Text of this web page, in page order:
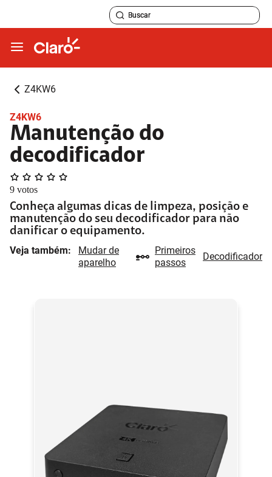
Z4KW6
Z4KW6
Manutenção do
decodificador
9 votos
Conheça algumas dicas de limpeza, posição e
manutenção do seu decodificador para não
danificar o equipamento.
Veja também:
Mudar de
aparelho
Primeiros
passos
Decodificador